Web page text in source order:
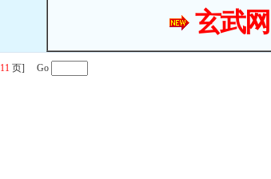
玄武
11 页] Go